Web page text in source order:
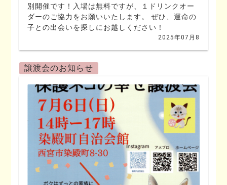
別開催です！入場は無料ですが、１ドリンクオー
ダーのご協力をお願いいたします。 ぜひ、運命の
子との出会いを探しにお越しください！
2025年07月8
譲渡会のお知らせ